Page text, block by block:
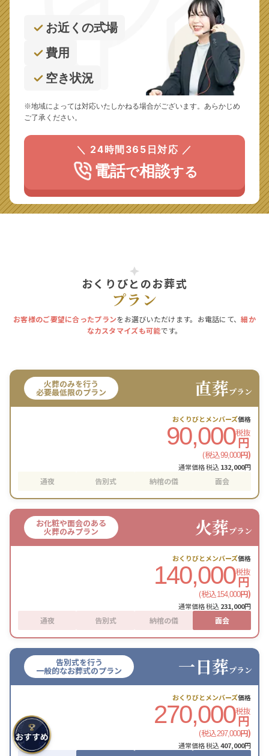
お近くの式場
費用
空き状況
※地域によっては対応いたしかねる場合がございます。あらかじめ
ご了承ください。
＼ 24時間365日対応 ／
電話で相談する
おくりびとのお葬式
プラン
お客様のご要望に合ったプランをお選びいただけます。お電話にて、細か
なカスタマイズも可能です。
火葬のみを行う
必要最低限のプラン 直葬プラン
おくりびとメンバーズ価格
90,000税抜
円
(税込99,000円)
通常価格 税込132,000円
通夜 告別式 納棺の儀 面会
お化粧や面会のある
火葬のみプラン 火葬プラン
おくりびとメンバーズ価格
140,000税抜
円
(税込154,000円)
通常価格 税込231,000円
通夜 告別式 納棺の儀 面会
告別式を行う
一般的なお葬式のプラン 一日葬プラン
おくりびとメンバーズ価格
270,000税抜
円
(税込297,000円)
通常価格 税込407,000円